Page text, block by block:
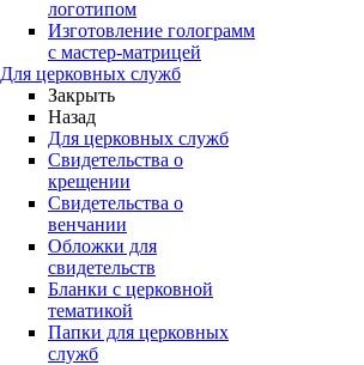
логотипом
Изготовление голограмм
с мастер-матрицей
Для церковных служб
Закрыть
Назад
Для церковных служб
Свидетельства о
крещении
Свидетельства о
венчании
Обложки для
свидетельств
Бланки с церковной
тематикой
Папки для церковных
служб